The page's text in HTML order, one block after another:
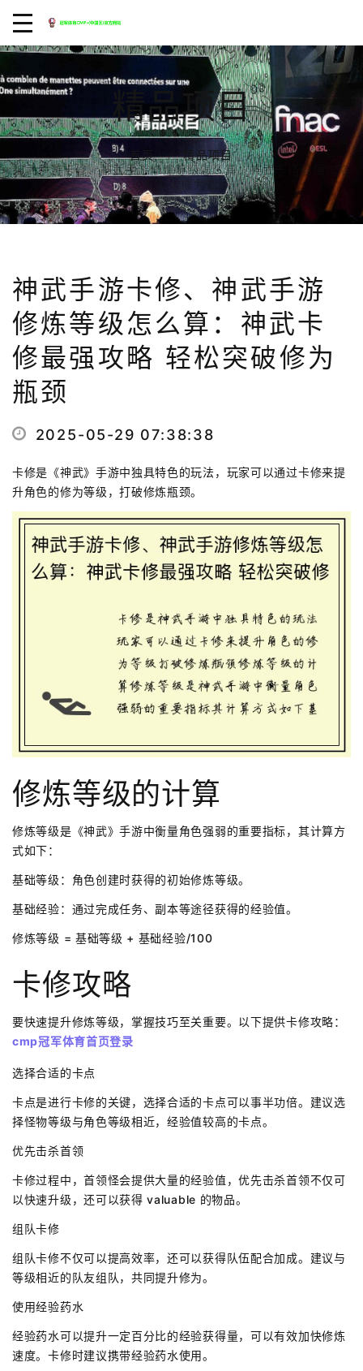
精品项目
首页
精品项目
神武手游卡修、神武手游修炼等级怎么算：神武卡修最强攻略
轻松突破修为瓶颈
神武手游卡修、神武手游
修炼等级怎么算：神武卡
修最强攻略 轻松突破修为
瓶颈
2025-05-29 07:38:38
卡修是《神武》手游中独具特色的玩法，玩家可以通过卡修来提
升角色的修为等级，打破修炼瓶颈。
修炼等级的计算
修炼等级是《神武》手游中衡量角色强弱的重要指标，其计算方
式如下：
基础等级：角色创建时获得的初始修炼等级。
基础经验：通过完成任务、副本等途径获得的经验值。
修炼等级 = 基础等级 + 基础经验/100
卡修攻略
要快速提升修炼等级，掌握技巧至关重要。以下提供卡修攻略：
cmp冠军体育首页登录
选择合适的卡点
卡点是进行卡修的关键，选择合适的卡点可以事半功倍。建议选
择怪物等级与角色等级相近，经验值较高的卡点。
优先击杀首领
卡修过程中，首领怪会提供大量的经验值，优先击杀首领不仅可
以快速升级，还可以获得 valuable 的物品。
组队卡修
组队卡修不仅可以提高效率，还可以获得队伍配合加成。建议与
等级相近的队友组队，共同提升修为。
使用经验药水
经验药水可以提升一定百分比的经验获得量，可以有效加快修炼
速度。卡修时建议携带经验药水使用。